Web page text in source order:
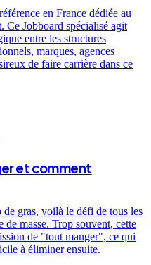
en France dédiée au
Ce Jobboard spécialisé agit
entre les structures
marques, agences
de faire carrière dans ce
et comment
gras, voilà le défi de tous les
de masse. Trop souvent, cette
de "tout manger", ce qui
à éliminer ensuite.